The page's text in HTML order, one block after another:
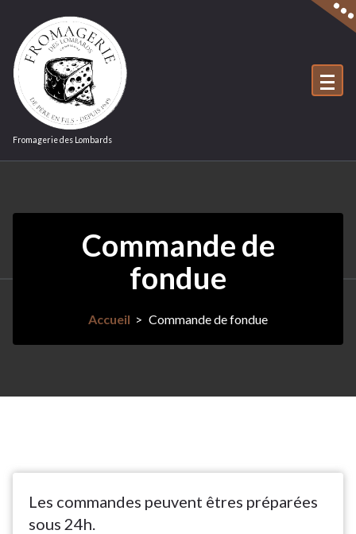
contenu
Fromagerie des Lombards
Commande de
fondue
Accueil > Commande de fondue
Les commandes peuvent êtres préparées
sous 24h.